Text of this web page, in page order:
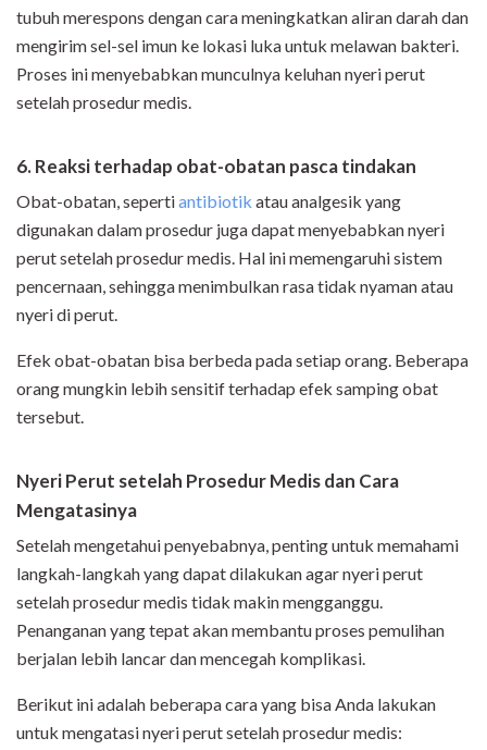
tubuh merespons dengan cara meningkatkan aliran darah dan
mengirim sel-sel imun ke lokasi luka untuk melawan bakteri.
Proses ini menyebabkan munculnya keluhan nyeri perut
setelah prosedur medis.
6. Reaksi terhadap obat-obatan pasca tindakan
Obat-obatan, sepertiantibiotik atau analgesik yang
digunakan dalam prosedur juga dapat menyebabkan nyeri
perut setelah prosedur medis. Hal ini memengaruhi sistem
pencernaan, sehingga menimbulkan rasa tidak nyaman atau
nyeri di perut.
Efek obat-obatan bisa berbeda pada setiap orang. Beberapa
orang mungkin lebih sensitif terhadap efek samping obat
tersebut.
Nyeri Perut setelah Prosedur Medis dan Cara
Mengatasinya
Setelah mengetahui penyebabnya, penting untuk memahami
langkah-langkah yang dapat dilakukan agar nyeri perut
setelah prosedur medis tidak makin mengganggu.
Penanganan yang tepat akan membantu proses pemulihan
berjalan lebih lancar dan mencegah komplikasi.
Berikut ini adalah beberapa cara yang bisa Anda lakukan
untuk mengatasi nyeri perut setelah prosedur medis: